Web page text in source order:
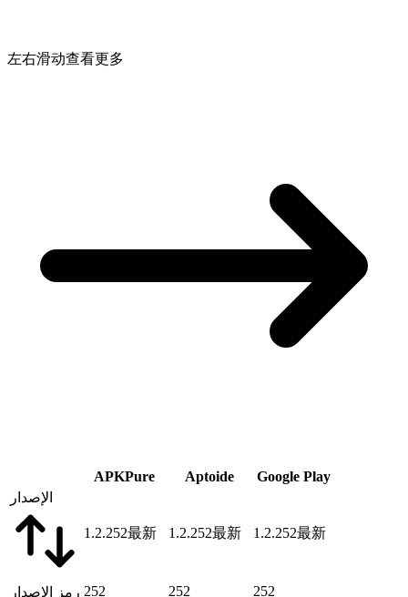
左右滑动查看更多
APKPure Aptoide
Google Play
الإصدار
1.2.252最新 1.2.252最新 1.2.252最新
رمز الإصدار 252 252 252